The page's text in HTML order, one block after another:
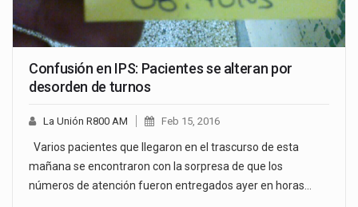
Confusión en IPS: Pacientes se alteran por
desorden de turnos
La Unión R800 AM Feb 15, 2016
Varios pacientes que llegaron en el trascurso de esta
mañana se encontraron con la sorpresa de que los
números de atención fueron entregados ayer en horas…